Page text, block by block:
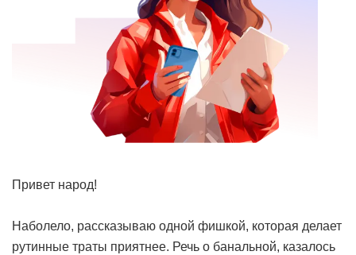
Привет народ!
Наболело, рассказываю одной фишкой, которая делает
рутинные траты приятнее. Речь о банальной, казалось